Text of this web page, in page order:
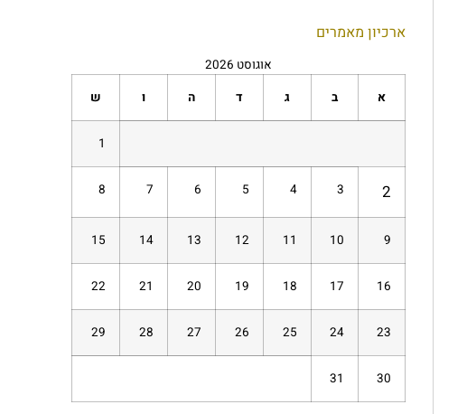
ארכיון מאמרים
אוגוסט 2026
א
ב ג ד ה ו ש
1
2
3
4
5
6
7
8
9
10
11
12
13
14
15
16
17
18
19
20
21
22
23
24
25
26
27
28
29
30
31